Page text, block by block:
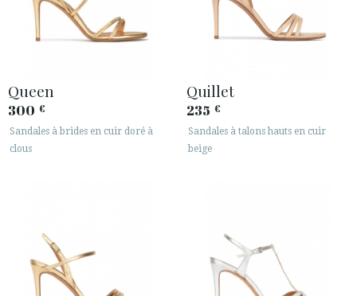
Queen
300 €
Sandales à brides en cuir doré à
clous
Quillet
235 €
Sandales à talons hauts en cuir
beige